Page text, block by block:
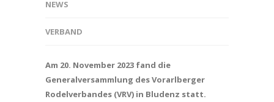
NEWS
VERBAND
Am 20. November 2023 fand die
Generalversammlung des Vorarlberger
Rodelverbandes (VRV) in Bludenz statt.